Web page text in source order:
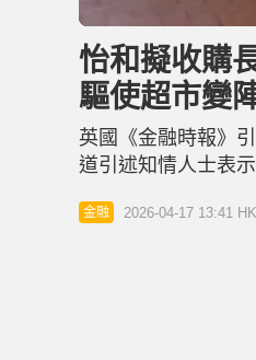
n
u
t
e
怡和擬收購
驅使超市變
英國《金融時報》
道引述知情人士表
盛行或驅使傳統超
下，相信整合不會
金融 2026-04-17 13:41